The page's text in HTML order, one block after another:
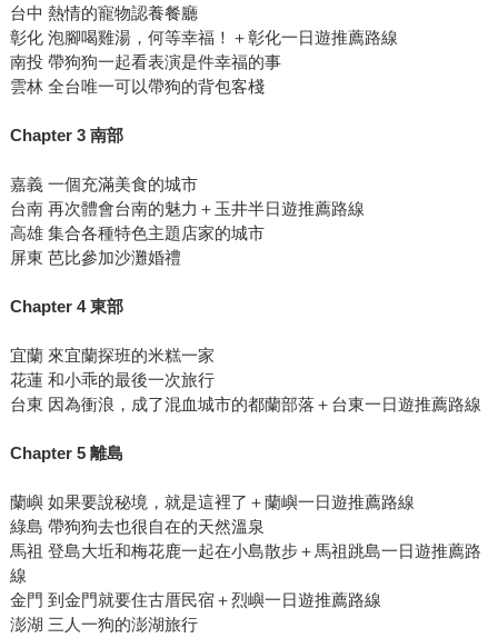
台中 熱情的寵物認養餐廳
彰化 泡腳喝雞湯，何等幸福！＋彰化一日遊推薦路線
南投 帶狗狗一起看表演是件幸福的事
雲林 全台唯一可以帶狗的背包客棧
Chapter 3 南部
嘉義 一個充滿美食的城市
台南 再次體會台南的魅力＋玉井半日遊推薦路線
高雄 集合各種特色主題店家的城市
屏東 芭比參加沙灘婚禮
Chapter 4 東部
宜蘭 來宜蘭探班的米糕一家
花蓮 和小乖的最後一次旅行
台東 因為衝浪，成了混血城市的都蘭部落＋台東一日遊推薦路線
Chapter 5 離島
蘭嶼 如果要說秘境，就是這裡了＋蘭嶼一日遊推薦路線
綠島 帶狗狗去也很自在的天然溫泉
馬祖 登島大坵和梅花鹿一起在小島散步＋馬祖跳島一日遊推薦路
線
金門 到金門就要住古厝民宿＋烈嶼一日遊推薦路線
澎湖 三人一狗的澎湖旅行